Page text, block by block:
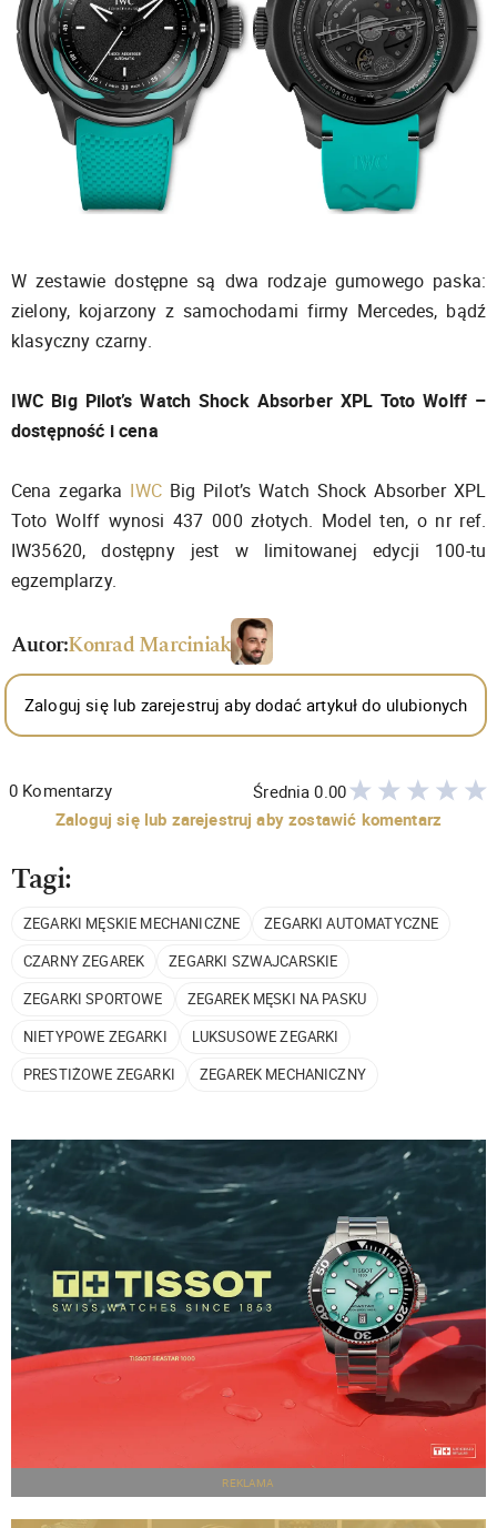
W zestawie dostępne są dwa rodzaje gumowego paska:
zielony, kojarzony z samochodami firmy Mercedes, bądź
klasyczny czarny.
IWC Big Pilot’s Watch Shock Absorber XPL Toto Wolff –
dostępność i cena
Cena zegarka IWCBig Pilot’s Watch Shock Absorber XPL
Toto Wolff wynosi 437 000 złotych. Model ten, o nr ref.
IW35620, dostępny jest w limitowanej edycji 100-tu
egzemplarzy.
Autor:Konrad Marciniak
Zaloguj się lub zarejestruj aby dodać artykuł do ulubionych
0 Komentarzy Średnia0.00
Zaloguj się lub zarejestruj aby zostawić komentarz
Tagi:
ZEGARKI MĘSKIE MECHANICZNE
ZEGARKI AUTOMATYCZNE
CZARNY ZEGAREK
ZEGARKI SZWAJCARSKIE
ZEGARKI SPORTOWE
ZEGAREK MĘSKI NA PASKU
NIETYPOWE ZEGARKI
LUKSUSOWE ZEGARKI
PRESTIŻOWE ZEGARKI
ZEGAREK MECHANICZNY
REKLAMA